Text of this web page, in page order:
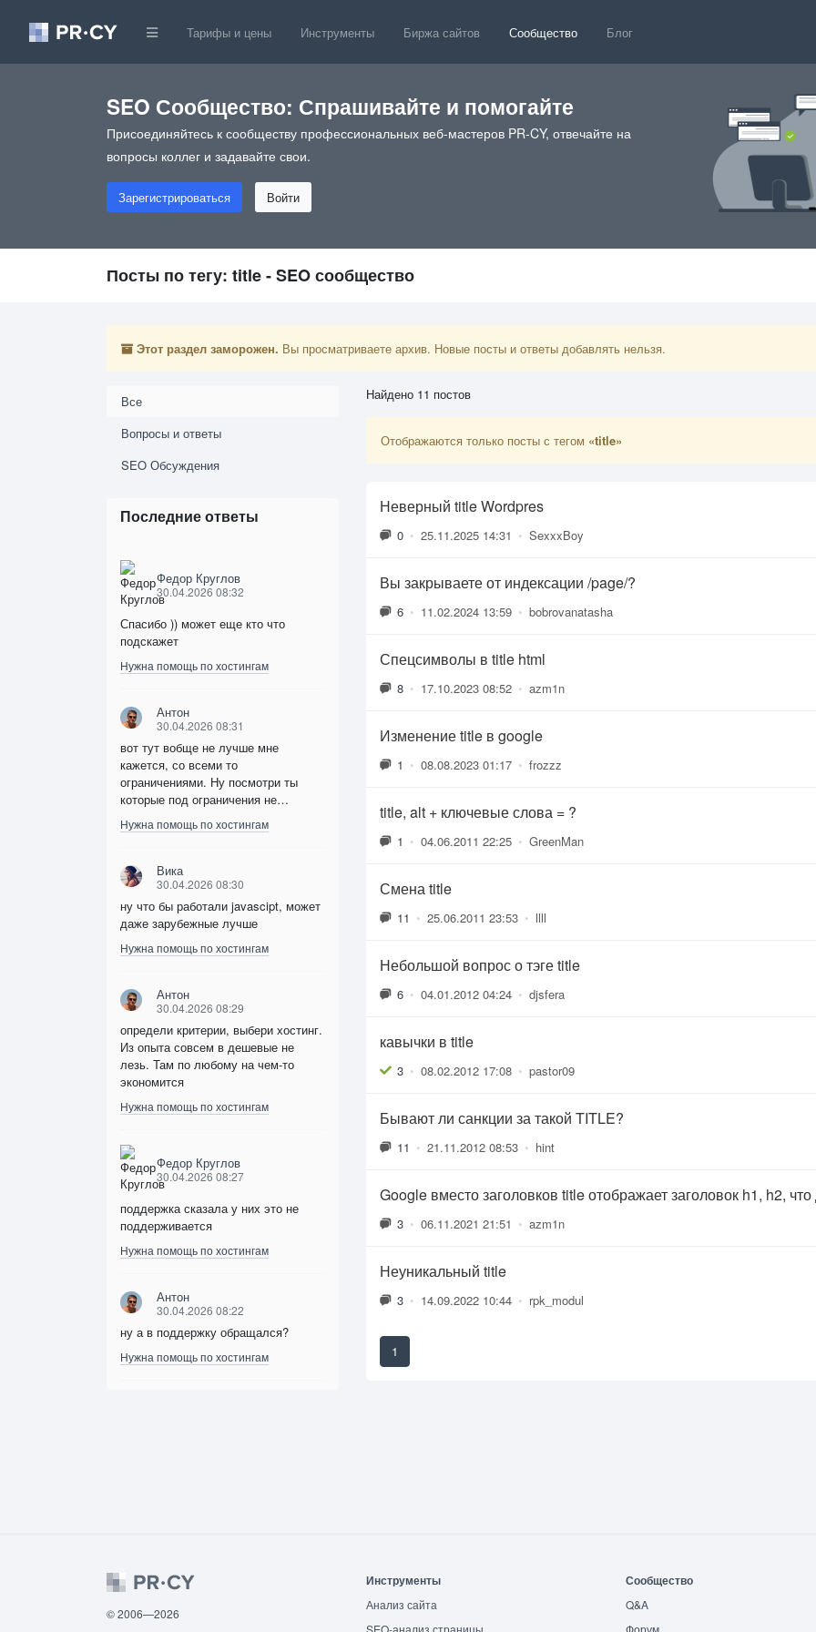
Тарифы и цены Инструменты Биржа сайтов Сообщество Блог
SEO Сообщество: Спрашивайте и помогайте
Присоединяйтесь к сообществу профессиональных веб-мастеров PR-CY, отвечайте на
вопросы коллег и задавайте свои.
Зарегистрироваться Войти
Посты по тегу: title - SEO сообщество
Этот раздел заморожен. Вы просматриваете архив. Новые посты и ответы добавлять нельзя.
Все
Вопросы и ответы
SEO Обсуждения
Последние ответы
Федор Круглов
30.04.2026 08:32
Спасибо )) может еще кто что
подскажет
Нужна помощь по хостингам
Антон
30.04.2026 08:31
вот тут вобще не лучше мне
кажется, со всеми то
ограничениями. Ну посмотри ты
которые под ограничения не…
Нужна помощь по хостингам
Вика
30.04.2026 08:30
ну что бы работали javascipt, может
даже зарубежные лучше
Нужна помощь по хостингам
Антон
30.04.2026 08:29
определи критерии, выбери хостинг.
Из опыта совсем в дешевые не
лезь. Там по любому на чем-то
экономится
Нужна помощь по хостингам
Федор Круглов
30.04.2026 08:27
поддержка сказала у них это не
поддерживается
Нужна помощь по хостингам
Антон
30.04.2026 08:22
ну а в поддержку обращался?
Нужна помощь по хостингам
Найдено 11 постов
Отображаются только посты с тегом «title»
Неверный title Wordpres
0 • 25.11.2025 14:31 • SexxxBoy
Вы закрываете от индексации /page/?
6 • 11.02.2024 13:59 • bobrovanatasha
Спецсимволы в title html
8 • 17.10.2023 08:52 • azm1n
Изменение title в google
1 • 08.08.2023 01:17 • frozzz
title, alt + ключевые слова = ?
1 • 04.06.2011 22:25 • GreenMan
Смена title
11 • 25.06.2011 23:53 • llll
Небольшой вопрос о тэге title
6 • 04.01.2012 04:24 • djsfera
кавычки в title
3 • 08.02.2012 17:08 • pastor09
Бывают ли санкции за такой TITLE?
11 • 21.11.2012 08:53 • hint
Google вместо заголовков title отображает заголовок h1, h2, что
3 • 06.11.2021 21:51 • azm1n
Неуникальный title
3 • 14.09.2022 10:44 • rpk_modul
1
© 2006—2026
Инструменты
Анализ сайта
Сообщество
Q&A